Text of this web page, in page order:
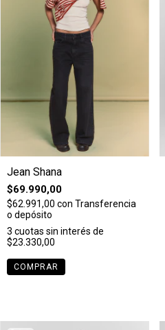
Jean Shana
$69.990,00
$62.991,00 con Transferencia
o depósito
3 cuotas sin interés de
$23.330,00
COMPRAR